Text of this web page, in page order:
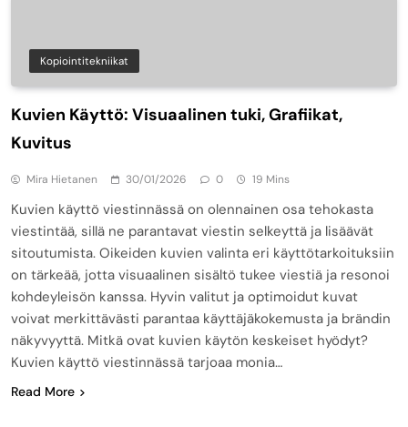
Kopiointitekniikat
Kuvien Käyttö: Visuaalinen tuki, Grafiikat,
Kuvitus
Mira Hietanen 30/01/2026 0 19 Mins
Kuvien käyttö viestinnässä on olennainen osa tehokasta
viestintää, sillä ne parantavat viestin selkeyttä ja lisäävät
sitoutumista. Oikeiden kuvien valinta eri käyttötarkoituksiin
on tärkeää, jotta visuaalinen sisältö tukee viestiä ja resonoi
kohdeyleisön kanssa. Hyvin valitut ja optimoidut kuvat
voivat merkittävästi parantaa käyttäjäkokemusta ja brändin
näkyvyyttä. Mitkä ovat kuvien käytön keskeiset hyödyt?
Kuvien käyttö viestinnässä tarjoaa monia…
Read More